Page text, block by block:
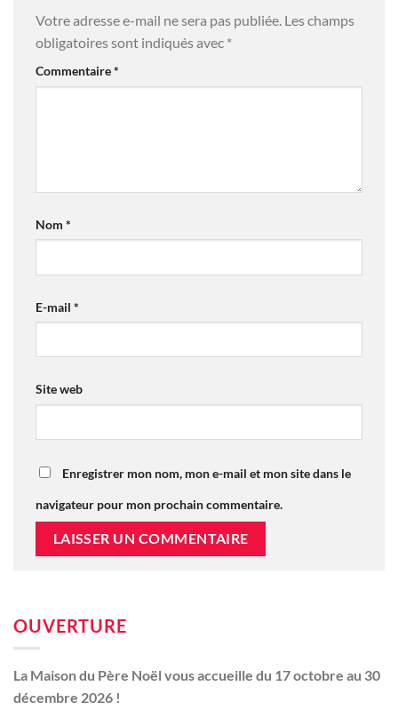
Votre adresse e-mail ne sera pas publiée. Les champs
obligatoires sont indiqués avec *
Commentaire*
Nom *
E-mail *
Site web
Enregistrer mon nom, mon e-mail et mon site dans le
navigateur pour mon prochain commentaire.
OUVERTURE
La Maison du Père Noël vous accueille du 17 octobre au 30
décembre 2026 !